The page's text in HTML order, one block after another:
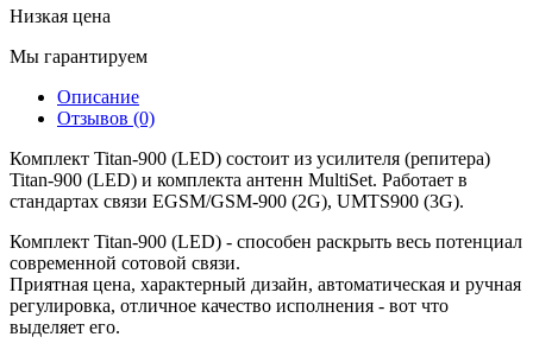
Низкая цена
Мы гарантируем
Описание
Отзывов (0)
Комплект Titan-900 (LED) состоит из усилителя (репитера)
Titan-900 (LED) и комплекта антенн MultiSet. Работает в
стандартах связи EGSM/GSM-900 (2G), UMTS900 (3G).
Комплект Titan-900 (LED) - способен раскрыть весь потенциал
современной сотовой связи.
Приятная цена, характерный дизайн, автоматическая и ручная
регулировка, отличное качество исполнения - вот что
выделяет его.